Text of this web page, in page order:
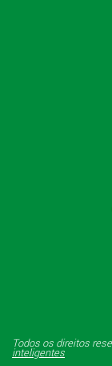
Todos os direitos
inteligentes